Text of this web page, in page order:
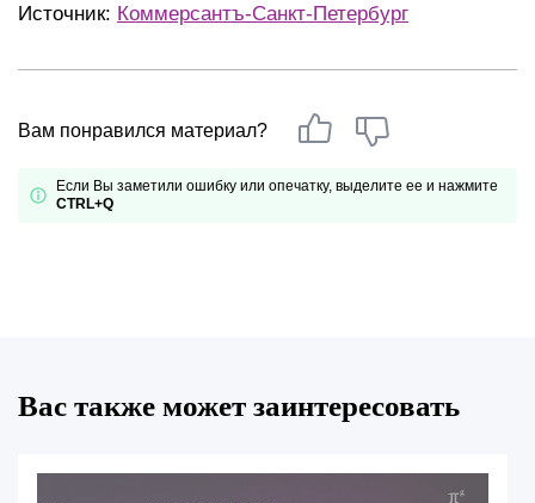
Источник: Коммерсантъ-Санкт-Петербург
Вам понравился материал?
Если Вы заметили ошибку или опечатку, выделите ее и нажмите
CTRL+Q
Вас также может заинтересовать